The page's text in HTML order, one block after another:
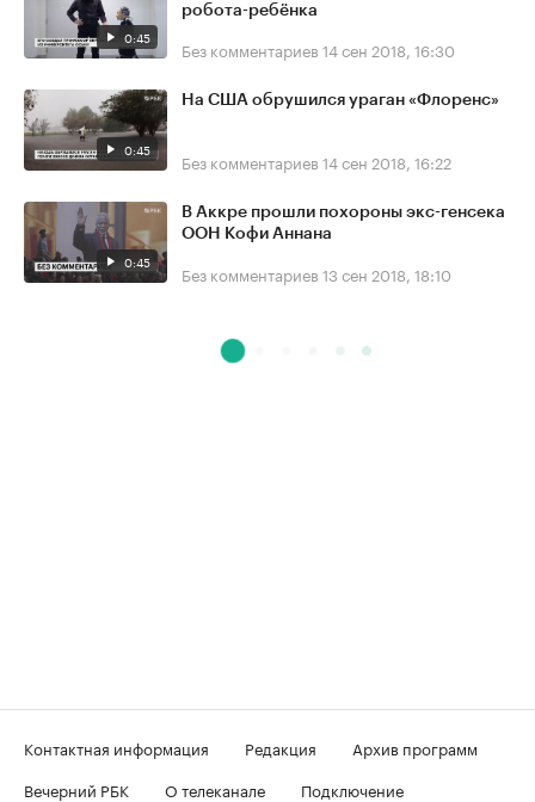
0:45
робота-ребёнка
Без комментариев 14 сен 2018, 16:30
0:45
На США обрушился ураган «Флоренс»
Без комментариев 14 сен 2018, 16:22
0:45
В Аккре прошли похороны экс-генсека
ООН Кофи Аннана
Без комментариев 13 сен 2018, 18:10
Контактная информация Редакция
Архив программ
Вечерний РБК
О телеканале
Подключение